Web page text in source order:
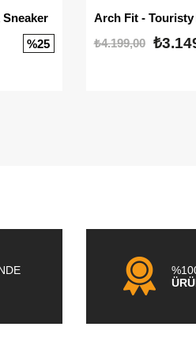
%25
Arch Fit - Touristy
₺4.199,00